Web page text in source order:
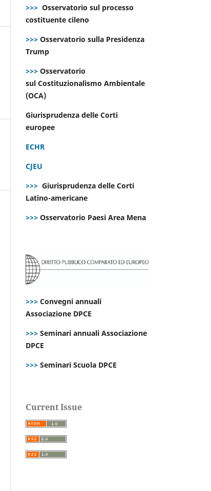
>>> Osservatorio sul processo
costituente cileno
>>> Osservatorio sulla Presidenza
Trump
>>> Osservatorio
sul Costituzionalismo Ambientale
(OCA)
Giurisprudenza delle Corti
europee
ECHR
CJEU
>>> Giurisprudenza delle Corti
Latino-americane
>>> Osservatorio Paesi Area Mena
>>> Convegni annuali
Associazione DPCE
>>> Seminari annuali Associazione
DPCE
>>> Seminari Scuola DPCE
Current Issue